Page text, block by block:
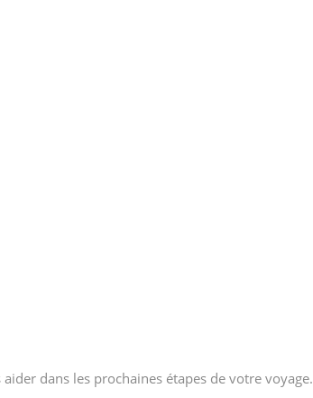
dans les prochaines étapes de votre voyage.